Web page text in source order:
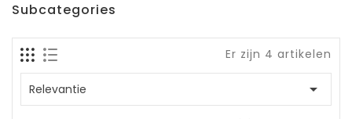
Subcategories
Er zijn 4 artikelen
Relevantie 